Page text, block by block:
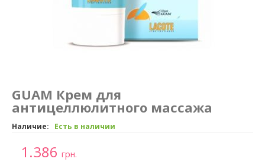
GUAM Крем для
антицеллюлитного массажа
Наличие: Есть в наличии
1.386 грн.